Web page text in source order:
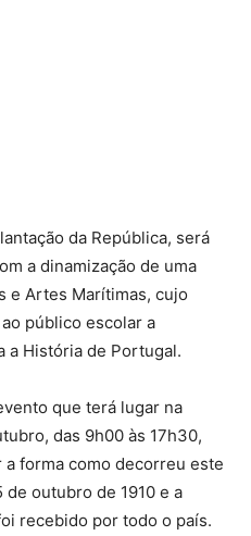
da República, será
a dinamização de uma
e Artes Marítimas, cujo
público escolar a
a História de Portugal.
que terá lugar na
das 9h00 às 17h30,
forma como decorreu este
outubro de 1910 e a
recebido por todo o país.